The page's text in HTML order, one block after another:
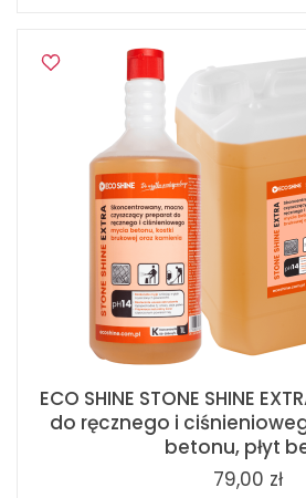
ECO SHINE STONE SHINE
do ręcznego i
betonu, płyt
79,00 zł